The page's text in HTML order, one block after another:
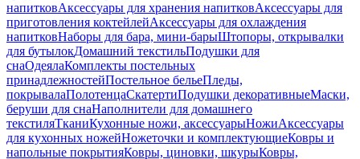
напитковАксессуары для хранения напитковАксессуары для
приготовления коктейлейАксессуары для охлаждения
напитковНаборы для бара, мини-барыШтопоры, открывалки
для бутылокДомашний текстильПодушки для
снаОдеялаКомплекты постельных
принадлежностейПостельное бельеПледы,
покрывалаПолотенцаСкатертиПодушки декоративныеМаски,
беруши для снаНаполнители для домашнего
текстиляТканиКухонные ножи, аксессуарыНожиАксессуары
для кухонных ножейНожеточки и комплектующиеКовры и
напольные покрытияКовры, циновки, шкурыКовры,